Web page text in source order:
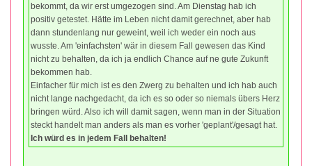
bekommt, da wir erst umgezogen sind. Am Dienstag hab ich
positiv getestet. Hätte im Leben nicht damit gerechnet, aber hab
dann stundenlang nur geweint, weil ich weder ein noch aus
wusste. Am 'einfachsten' wär in diesem Fall gewesen das Kind
nicht zu behalten, da ich ja endlich Chance auf ne gute Zukunft
bekommen hab.
Einfacher für mich ist es den Zwerg zu behalten und ich hab auch
nicht lange nachgedacht, da ich es so oder so niemals übers Herz
bringen würd. Also ich will damit sagen, wenn man in der Situation
steckt handelt man anders als man es vorher 'geplant'/gesagt hat.
Ich würd es in jedem Fall behalten!